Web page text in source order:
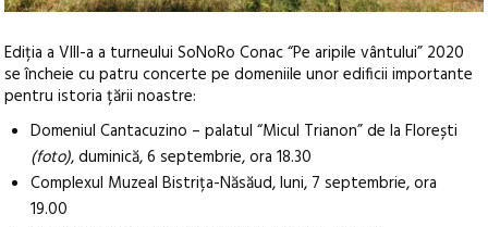
Ediția a VIII-a a turneului SoNoRo Conac “Pe aripile vântului” 2020
se încheie cu patru concerte pe domeniile unor edificii importante
pentru istoria țării noastre:
Domeniul Cantacuzino – palatul “Micul Trianon” de la Florești
(foto), duminică, 6 septembrie, ora 18.30
Complexul Muzeal Bistrița-Năsăud, luni, 7 septembrie, ora
19.00